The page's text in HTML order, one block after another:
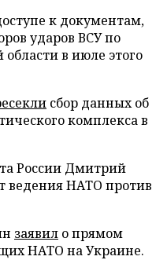
к документам,
ударов ВСУ по
в июле этого
сбор данных об
комплекса в
России Дмитрий
ведения НАТО против
заявил о прямом
НАТО на Украине.